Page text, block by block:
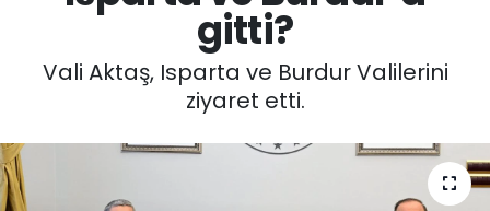
gitti?
Vali Aktaş, Isparta ve Burdur Valilerini
ziyaret etti.
GÜNCEL
SİYASET
Süper Lig Puan Durumu ve Fikstür
Tüm Manşetler